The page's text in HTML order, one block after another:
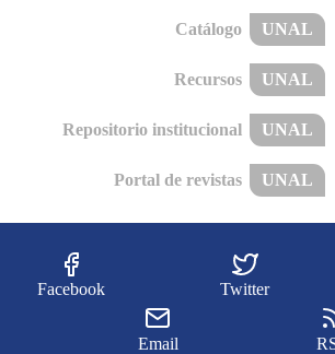
Catálogo UNAL
Recursos UNAL
Repositorio institucional UNAL
Portal de revistas UNAL
Facebook Twitter
Email